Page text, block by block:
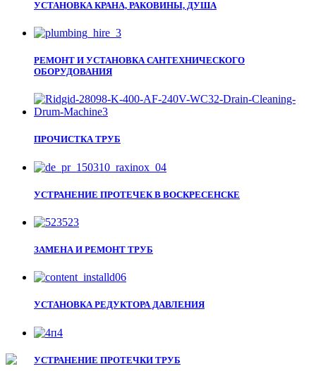
УСТАНОВКА КРАНА, РАКОВИНЫ, ДУША
РЕМОНТ И УСТАНОВКА САНТЕХНИЧЕСКОГО
ОБОРУДОВАНИЯ
ПРОЧИСТКА ТРУБ
УСТРАНЕНИЕ ПРОТЕЧЕК В ВОСКРЕСЕНСКЕ
ЗАМЕНА И РЕМОНТ ТРУБ
УСТАНОВКА РЕДУКТОРА ДАВЛЕНИЯ
УСТРАНЕНИЕ ПРОТЕЧКИ ТРУБ